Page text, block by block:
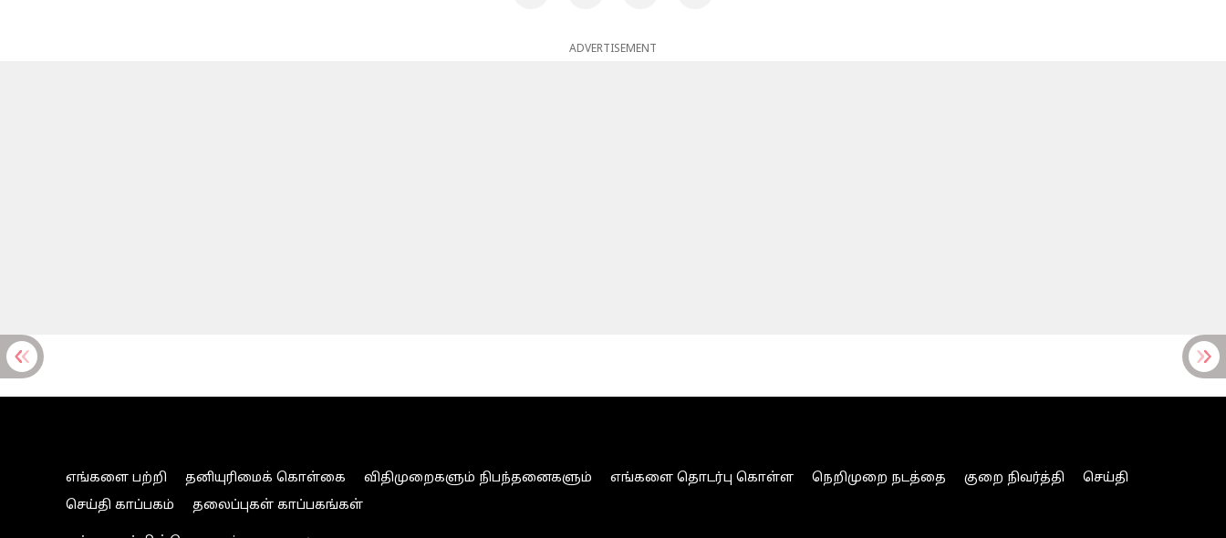
ADVERTISEMENT
எங்களை பற்றி தனியுரிமைக் கொள்கை விதிமுறைகளும் நிபந்தனைகளும் எங்களை தொடர்பு கொள்ள நெறிமுறை நடத்தை குறை நிவர்த்தி
செய்தி
செய்தி காப்பகம்
தலைப்புகள் காப்பகங்கள்